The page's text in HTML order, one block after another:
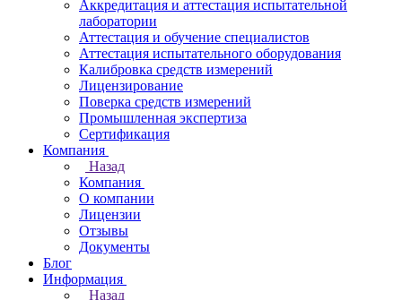
Аккредитация и аттестация испытательной
лаборатории
Аттестация и обучение специалистов
Аттестация испытательного оборудования
Калибровка средств измерений
Лицензирование
Поверка средств измерений
Промышленная экспертиза
Сертификация
Компания
Назад
Компания
О компании
Лицензии
Отзывы
Документы
Блог
Информация
Назад